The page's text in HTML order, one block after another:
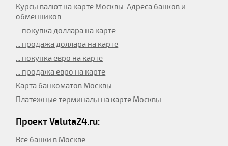
Курсы валют на карте Москвы. Адреса банков и
обменников
... покупка доллара на карте
... продажа доллара на карте
... покупка евро на карте
... продажа евро на карте
Карта банкоматов Москвы
Платежные терминалы на карте Москвы
Проект Valuta24.ru:
Все банки в Москве